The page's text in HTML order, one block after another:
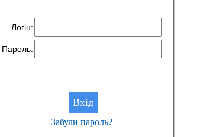
Логін:
Пароль:
Забули пароль?